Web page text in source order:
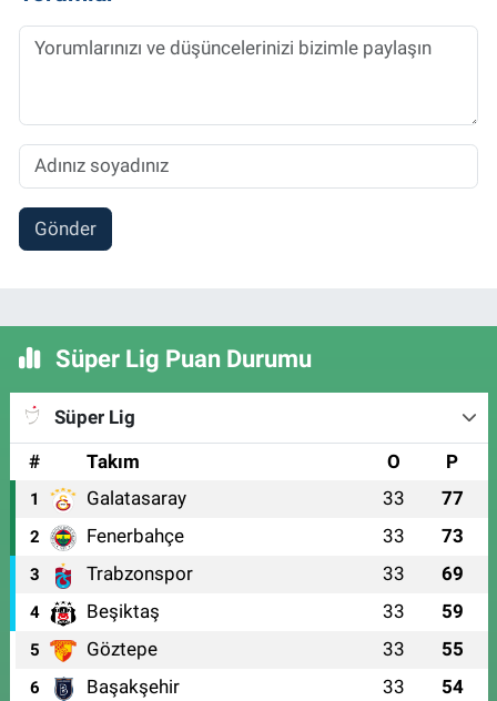
Gönder
Süper Lig Puan Durumu
Süper Lig
#
Takım O P
1 Galatasaray 33 77
2 Fenerbahçe 33 73
3 Trabzonspor 33 69
4 Beşiktaş 33 59
5 Göztepe 33 55
6 Başakşehir 33 54